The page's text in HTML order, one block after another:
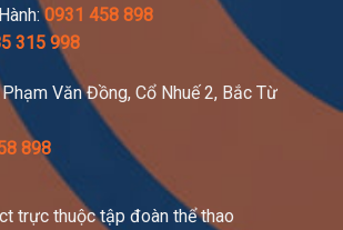
0931 458 898
315 998
Văn Đồng, Cổ Nhuế 2, Bắc Từ
898
trực thuộc tập đoàn thể thao